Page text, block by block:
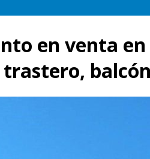
en venta en